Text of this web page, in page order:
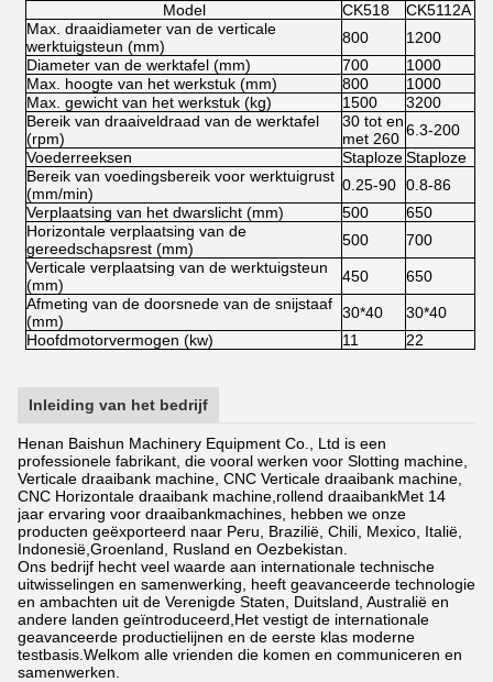
Model CK518 CK5112A
Max. draaidiameter van de verticale
werktuigsteun (mm)
800 1200
Diameter van de werktafel (mm)
700 1000
Max. hoogte van het werkstuk (mm)
800 1000
Max. gewicht van het werkstuk (kg)
1500 3200
Bereik van draaiveldraad van de werktafel
(rpm)
30 tot en
met 260 6.3-200
Voederreeksen
StaplozeStaploze
Bereik van voedingsbereik voor werktuigrust
(mm/min)
0.25-90 0.8-86
Verplaatsing van het dwarslicht (mm)
500 650
Horizontale verplaatsing van de
gereedschapsrest (mm)
500 700
Verticale verplaatsing van de werktuigsteun
(mm)
450 650
Afmeting van de doorsnede van de snijstaaf
(mm)
30*40 30*40
Hoofdmotorvermogen (kw)
11 22
Inleiding van het bedrijf
Henan Baishun Machinery Equipment Co., Ltd is een
professionele fabrikant, die vooral werken voor Slotting machine,
Verticale draaibank machine, CNC Verticale draaibank machine,
CNC Horizontale draaibank machine,rollend draaibankMet 14
jaar ervaring voor draaibankmachines, hebben we onze
producten geëxporteerd naar Peru, Brazilië, Chili, Mexico, Italië,
Indonesië,Groenland, Rusland en Oezbekistan.
Ons bedrijf hecht veel waarde aan internationale technische
uitwisselingen en samenwerking, heeft geavanceerde technologie
en ambachten uit de Verenigde Staten, Duitsland, Australië en
andere landen geïntroduceerd,Het vestigt de internationale
geavanceerde productielijnen en de eerste klas moderne
testbasis.Welkom alle vrienden die komen en communiceren en
samenwerken.